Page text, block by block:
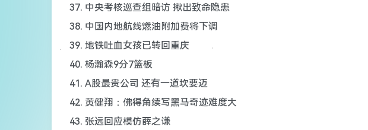
37. 中央考核巡查组暗访 揪出致命隐患
38. 中国内地航线燃油附加费将下调
39. 地铁吐血女孩已转回重庆
40. 杨瀚森9分7篮板
41. A股最贵公司 还有一道坎要迈
42. 黄健翔：佛得角续写黑马奇迹难度大
43. 张远回应模仿薛之谦